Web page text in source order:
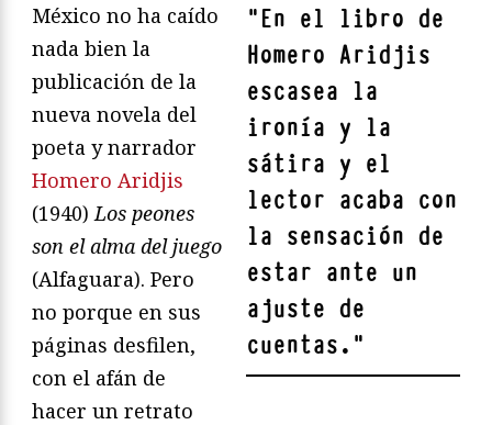
"En el libro de
Homero Aridjis
escasea la
ironía y la
sátira y el
lector acaba con
la sensación de
estar ante un
ajuste de
cuentas. "
México no ha caído
nada bien la
publicación de la
nueva novela del
poeta y narrador
Homero Aridjis
(1940) Los peones
son el alma del juego
(Alfaguara). Pero
no porque en sus
páginas desfilen,
con el afán de
hacer un retrato